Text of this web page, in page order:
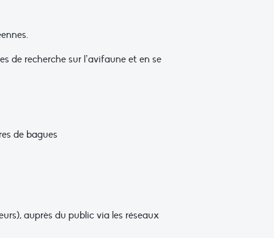
de recherche sur l’avifaune et en se
de bagues
auprès du public via les réseaux